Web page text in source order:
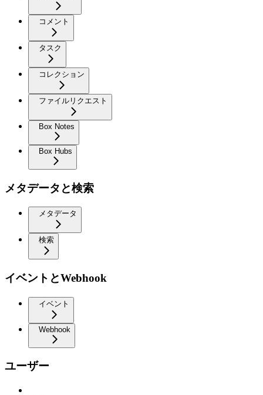
コメント
タスク
コレクション
ファイルリクエスト
Box Notes
Box Hubs
メタデータと検索
メタデータ
検索
イベントとWebhook
イベント
Webhook
ユーザー